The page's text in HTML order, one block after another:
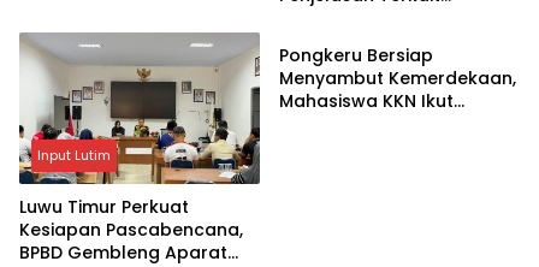
Input Lutim
Luwu Timur Perkuat
Kesiapan Pascabencana,
BPBD Gembleng Aparat
Input Lutim
Pongkeru Bersiap
Menyambut Kemerdekaan,
Mahasiswa KKN Ikut